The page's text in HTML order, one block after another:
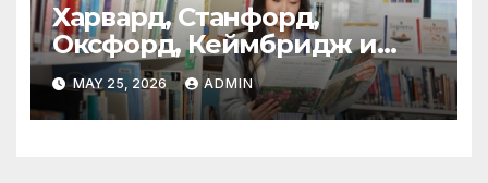
Харвард, Станфорд,
Оксфорд, Кеймбридж и
други: как ръководството
на YCIS отваря врати към
престижни университети
MAY 25, 2026 ADMIN